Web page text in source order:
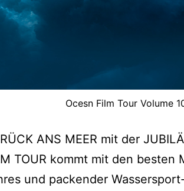
Ocesn Film Tour Volume
ANS MEER mit der
TOUR kommt mit den besten
und packender